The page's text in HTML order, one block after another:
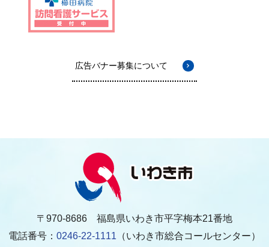
広告バナー募集について
〒970-8686 福島県いわき市平字梅本21番地
電話番号： 0246-22-1111 （いわき市総合コールセンター）